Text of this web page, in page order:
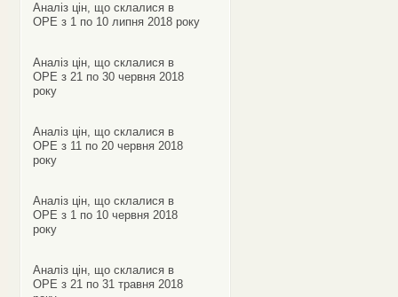
Аналіз цін, що склалися в
ОРЕ з 1 по 10 липня 2018 року
Аналіз цін, що склалися в
ОРЕ з 21 по 30 червня 2018
року
Аналіз цін, що склалися в
ОРЕ з 11 по 20 червня 2018
року
Аналіз цін, що склалися в
ОРЕ з 1 по 10 червня 2018
року
Аналіз цін, що склалися в
ОРЕ з 21 по 31 травня 2018